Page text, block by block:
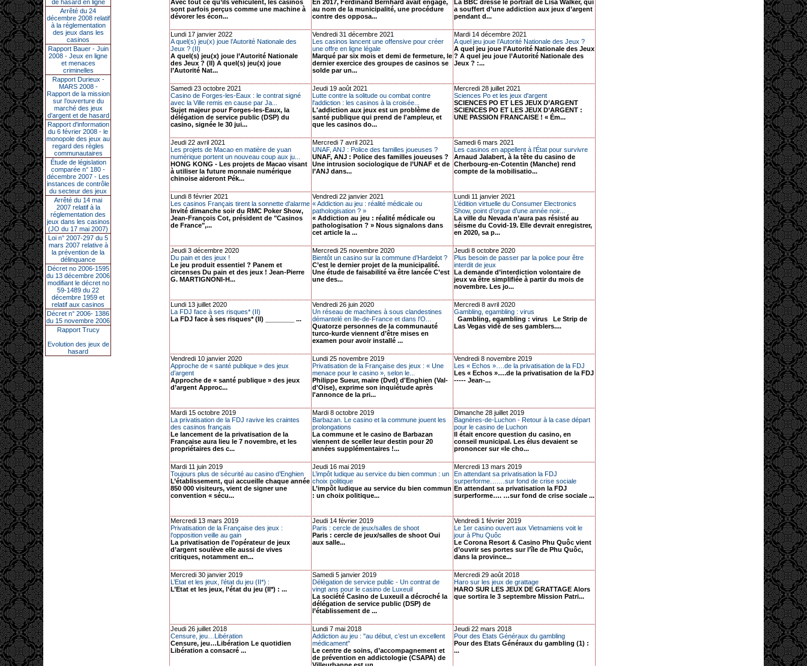
de hasard en ligne
Arrêté du 24
décembre 2008 relatif
à la réglementation
des jeux dans les
casinos
Rapport Bauer - Juin
2008 - Jeux en ligne
et menaces
criminelles
Rapport Durieux -
MARS 2008 -
Rapport de la mission
sur l’ouverture du
marché des jeux
d’argent et de hasard
Rapport d'information
du 6 février 2008 - le
monopole des jeux au
regard des règles
communautaires
Étude de législation
comparée n° 180 -
décembre 2007 - Les
instances de contrôle
du secteur des jeux
Arrêté du 14 mai
2007 relatif à la
réglementation des
jeux dans les casinos
(JO du 17 mai 2007)
Loi n° 2007-297 du 5
mars 2007 relative à
la prévention de la
délinquance
Décret no 2006-1595
du 13 décembre 2006
modifiant le décret no
59-1489 du 22
décembre 1959 et
relatif aux casinos
Décret n° 2006- 1386
du 15 novembre 2006
Rapport Trucy
Evolution des jeux de
hasard
Avec tout ce qu’ils véhiculent, les casinos
sont parfois perçus comme une machine à
dévorer les écon...
En 2017, Ferdinand Bernhard avait engagé,
au nom de la municipalité, une procédure
contre des opposa...
La BBC dresse le portrait de Lisa Walker, qui
a souffert d’une addiction aux jeux d’argent
pendant d...
Lundi 17 janvier 2022
A quel(s) jeu(x) joue l’Autorité Nationale des
Jeux ? (II)
A quel(s) jeu(x) joue l’Autorité Nationale
des Jeux ? (II) A quel(s) jeu(x) joue
l’Autorité Nat...
Vendredi 31 décembre 2021
Les casinos lancent une offensive pour créer
une offre en ligne légale
Marqué par six mois et demi de fermeture, le
dernier exercice des groupes de casinos se
solde par un...
Mardi 14 décembre 2021
A quel jeu joue l’Autorité Nationale des Jeux ?
A quel jeu joue l’Autorité Nationale des Jeux
? A quel jeu joue l’Autorité Nationale des
Jeux ? :...
Samedi 23 octobre 2021
Casino de Forges-les-Eaux : le contrat signé
avec la Ville remis en cause par Ja...
Sujet majeur pour Forges-les-Eaux, la
délégation de service public (DSP) du
casino, signée le 30 jui...
Jeudi 19 août 2021
Lutte contre la solitude ou combat contre
l'addiction : les casinos à la croisée...
L'addiction aux jeux est un problème de
santé publique qui prend de l'ampleur, et
que les casinos do...
Mercredi 28 juillet 2021
Sciences Po et les jeux d'argent
SCIENCES PO ET LES JEUX D’ARGENT
SCIENCES PO ET LES JEUX D’ARGENT :
UNE PASSION FRANCAISE ! « Ém...
Jeudi 22 avril 2021
Les projets de Macao en matière de yuan
numérique portent un nouveau coup aux ju...
HONG KONG - Les projets de Macao visant
à utiliser la future monnaie numérique
chinoise aideront Pék...
Mercredi 7 avril 2021
UNAF, ANJ : Police des familles joueuses ?
UNAF, ANJ : Police des familles joueuses ?
Une intrusion sociologique de l’UNAF et de
l’ANJ dans...
Samedi 6 mars 2021
Les casinos en appellent à l’État pour survivre
Arnaud Jalabert, à la tête du casino de
Cherbourg-en-Cotentin (Manche) rend
compte de la mobilisatio...
Lundi 8 février 2021
Les casinos Français tirent la sonnette d'alarme
Invité dimanche soir du RMC Poker Show,
Jean-François Cot, président de "Casinos
de France",...
Vendredi 22 janvier 2021
« Addiction au jeu : réalité médicale ou
pathologisation ? »
« Addiction au jeu : réalité médicale ou
pathologisation ? » Nous signalons dans
cet article la ...
Lundi 11 janvier 2021
L’édition virtuelle du Consumer Electronics
Show, point d’orgue d’une année noir...
La ville du Nevada n’aura pas résisté au
séisme du Covid-19. Elle devrait enregistrer,
en 2020, sa p...
Jeudi 3 décembre 2020
Du pain et des jeux !
Le jeu produit essentiel ? Panem et
circenses Du pain et des jeux ! Jean-Pierre
G. MARTIGNONI-H...
Mercredi 25 novembre 2020
Bientôt un casino sur la commune d’Hardelot ?
C’est le dernier projet de la municipalité.
Une étude de faisabilité va être lancée C’est
une des...
Jeudi 8 octobre 2020
Plus besoin de passer par la police pour être
interdit de jeux
La demande d’interdiction volontaire de
jeux va être simplifiée à partir du mois de
novembre. Les jo...
Lundi 13 juillet 2020
La FDJ face à ses risques* (II)
La FDJ face à ses risques* (II) ________ ...
Vendredi 26 juin 2020
Un réseau de machines à sous clandestines
démantelé en Ile-de-France et dans l’O...
Quatorze personnes de la communauté
turco-kurde viennent d’être mises en
examen pour avoir installé ...
Mercredi 8 avril 2020
Gambling, egambling : virus
Gambling, egambling : virus Le Strip de
Las Vegas vidé de ses gamblers....
Vendredi 10 janvier 2020
Approche de « santé publique » des jeux
d’argent
Approche de « santé publique » des jeux
d’argent Approc...
Lundi 25 novembre 2019
Privatisation de la Française des jeux : « Une
menace pour le casino », selon le...
Philippe Sueur, maire (Dvd) d'Enghien (Val-
d'Oise), exprime son inquiétude après
l'annonce de la pri...
Vendredi 8 novembre 2019
Les « Echos »….de la privatisation de la FDJ
Les « Echos »….de la privatisation de la FDJ
----- Jean-...
Mardi 15 octobre 2019
La privatisation de la FDJ ravive les craintes
des casinos français
Le lancement de la privatisation de la
Française aura lieu le 7 novembre, et les
propriétaires des c...
Mardi 8 octobre 2019
Barbazan. Le casino et la commune jouent les
prolongations
La commune et le casino de Barbazan
viennent de sceller leur destin pour 20
années supplémentaires !...
Dimanche 28 juillet 2019
Bagnères-de-Luchon - Retour à la case départ
pour le casino de Luchon
Il était encore question du casino, en
conseil municipal. Les élus devaient se
prononcer sur «le cho...
Mardi 11 juin 2019
Toujours plus de sécurité au casino d’Enghien
L’établissement, qui accueille chaque année
850 000 visiteurs, vient de signer une
convention « sécu...
Jeudi 16 mai 2019
L’impôt ludique au service du bien commun : un
choix politique
L’impôt ludique au service du bien commun
: un choix politique...
Mercredi 13 mars 2019
En attendant sa privatisation la FDJ
surperforme….…sur fond de crise sociale
En attendant sa privatisation la FDJ
surperforme…. …sur fond de crise sociale ...
Mercredi 13 mars 2019
Privatisation de la Française des jeux :
l’opposition veille au gain
La privatisation de l’opérateur de jeux
d’argent soulève elle aussi de vives
critiques, notamment en...
Jeudi 14 février 2019
Paris : cercle de jeux/salles de shoot
Paris : cercle de jeux/salles de shoot Oui
aux salle...
Vendredi 1 février 2019
Le 1er casino ouvert aux Vietnamiens voit le
jour à Phu Quôc
Le Corona Resort & Casino Phu Quôc vient
d’ouvrir ses portes sur l’île de Phu Quôc,
dans la province...
Mercredi 30 janvier 2019
L’Etat et les jeux, l’état du jeu (II*) :
L’Etat et les jeux, l’état du jeu (II*) : ...
Samedi 5 janvier 2019
Délégation de service public - Un contrat de
vingt ans pour le casino de Luxeuil
La société Casino de Luxeuil a décroché la
délégation de service public (DSP) de
l’établissement de ...
Mercredi 29 août 2018
Haro sur les jeux de grattage
HARO SUR LES JEUX DE GRATTAGE Alors
que sortira le 3 septembre Mission Patri...
Jeudi 26 juillet 2018
Censure, jeu…Libération
Censure, jeu…Libération Le quotidien
Libération a consacré ...
Lundi 7 mai 2018
Addiction au jeu : "au début, c’est un excellent
médicament"
Le centre de soins, d’accompagnement et
de prévention en addictologie (CSAPA) de
Jeudi 22 mars 2018
Pour des Etats Généraux du gambling
Pour des Etats Généraux du gambling (1) :
...